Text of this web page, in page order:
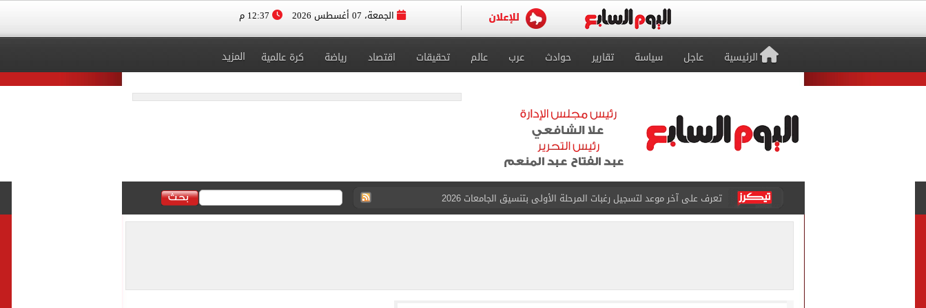
الجمعة، 07 أغسطس 2026
الرئيسية عاجل سياسة تقارير حوادث عرب عالم تحقيقات اقتصاد رياضة كرة عالمية المزيد
متى تنتهى تظلمات الثانوية العامة 2026.. والفترة المتبقية للتقديم إلكترونيا
بيزيرا يتمسك بالرحيل عن الزمالك ويدرس خيارات جديدة رغم رفض النادي بيعه
مكتب التنسيق: إتاحة تعديل الرغبات حتى غلق المرحلة الأولى